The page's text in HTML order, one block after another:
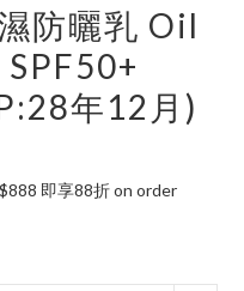
防曬乳 Oil
年12月)
即享88折 on order